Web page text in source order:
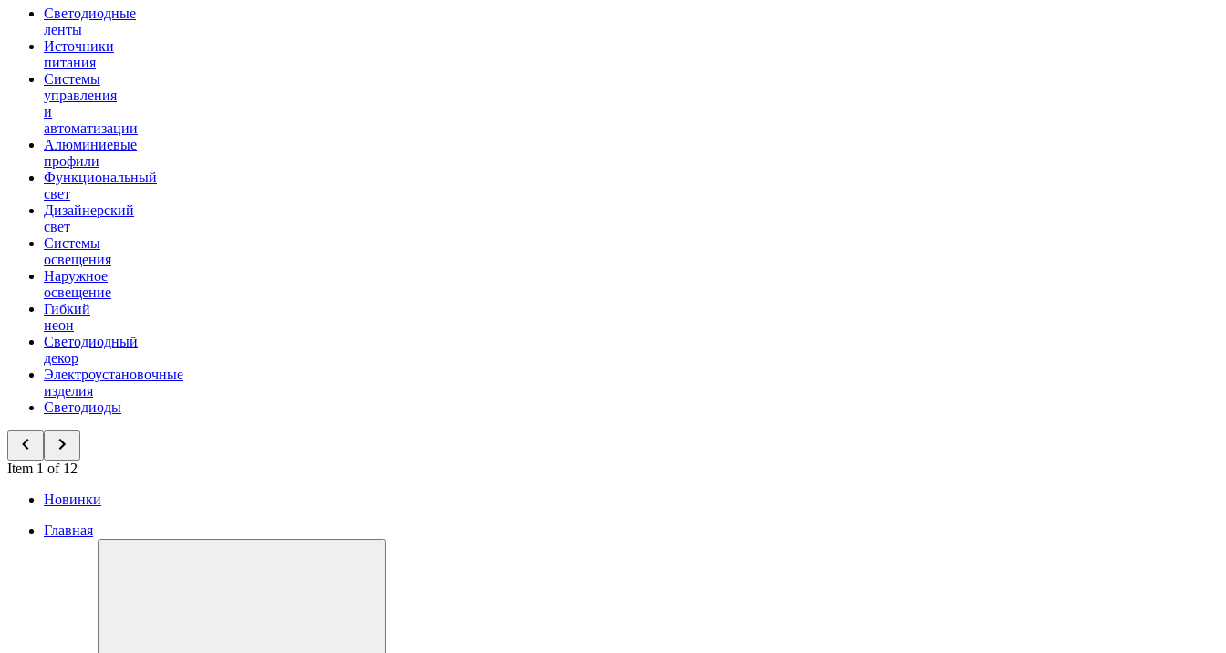
Светодиодные
ленты
Источники
питания
Системы
управления
и
автоматизации
Алюминиевые
профили
Функциональный
свет
Дизайнерский
свет
Системы
освещения
Наружное
освещение
Гибкий
неон
Светодиодный
декор
Электроустановочные
изделия
Светодиоды
Item 1 of 12
Новинки
Главная